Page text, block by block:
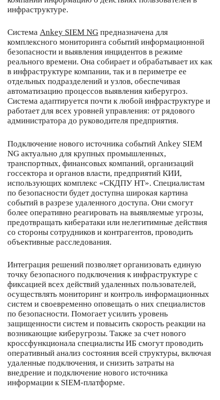
инфраструктуре.
Система Ankey SIEM NG предназначена для
комплексного мониторинга событий информационной
безопасности и выявления инцидентов в режиме
реального времени. Она собирает и обрабатывает их как
в инфраструктуре компании, так и в периметре ее
отдельных подразделений и узлов, обеспечивая
автоматизацию процессов выявления киберугроз.
Система адаптируется почти к любой инфраструктуре и
работает для всех уровней управления: от рядового
администратора до руководителя предприятия.
Подключение нового источника событий Ankey SIEM
NG актуально для крупных промышленных,
транспортных, финансовых компаний, организаций
госсектора и органов власти, предприятий КИИ,
использующих комплекс «СКДПУ НТ». Специалистам
по безопасности будет доступна широкая картина
событий в разрезе удаленного доступа. Они смогут
более оперативно реагировать на выявляемые угрозы,
предотвращать кибератаки или нелегитимные действия
со стороны сотрудников и контрагентов, проводить
объективные расследования.
Интеграция решений позволяет организовать единую
точку безопасного подключения к инфраструктуре с
фиксацией всех действий удаленных пользователей,
осуществлять мониторинг и контроль информационных
систем и своевременно оповещать о них специалистов
по безопасности. Помогает усилить уровень
защищенности систем и повысить скорость реакции на
возникающие киберугрозы. Также за счет нового
кроссфункционала специалисты ИБ смогут проводить
оперативный анализ состояния всей структуры, включая
удаленные подключения, и снизить затраты на
внедрение и подключение нового источника
информации к SIEM-платформе.